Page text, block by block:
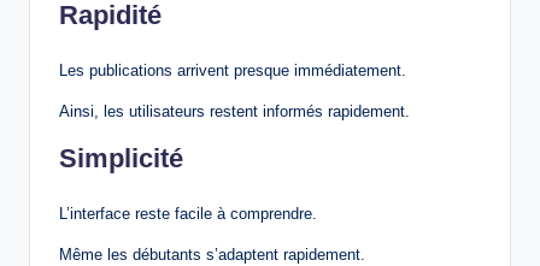
Rapidité
Les publications arrivent presque immédiatement.
Ainsi, les utilisateurs restent informés rapidement.
Simplicité
L’interface reste facile à comprendre.
Même les débutants s’adaptent rapidement.